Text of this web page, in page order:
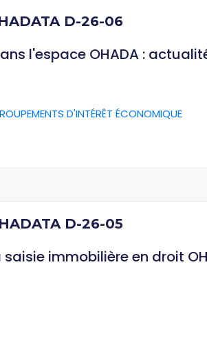
D-26-06
l'espace OHADA :
D'INTÉRÊT ÉCONOMIQUE
D-26-05
immobilière en droit